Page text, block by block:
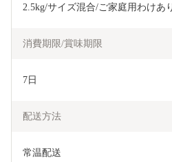
2.5kg/サイズ混合/ご家庭用わけあ
消費期限/賞味期限
7日
配送方法
常温配送